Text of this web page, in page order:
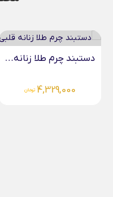
دستبند چرم طلا زنانه...
4,329,000 تومان